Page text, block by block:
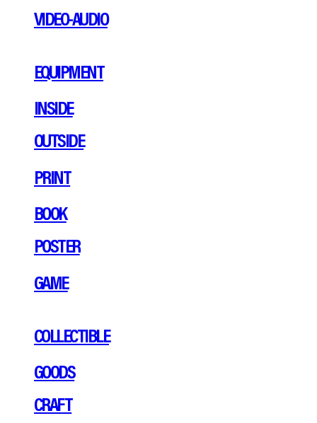
VIDEO-AUDIO
EQUIPMENT
INSIDE
OUTSIDE
PRINT
BOOK
POSTER
GAME
COLLECTIBLE
GOODS
CRAFT